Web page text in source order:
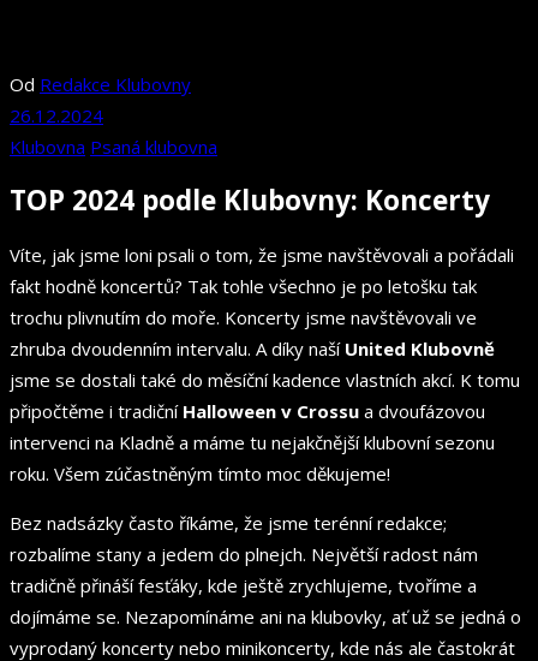
Od Redakce Klubovny
26.12.2024
Klubovna Psaná klubovna
TOP 2024 podle Klubovny: Koncerty
Víte, jak jsme loni psali o tom, že jsme navštěvovali a pořádali
fakt hodně koncertů? Tak tohle všechno je po letošku tak
trochu plivnutím do moře. Koncerty jsme navštěvovali ve
zhruba dvoudenním intervalu. A díky naší United Klubovně
jsme se dostali také do měsíční kadence vlastních akcí. K tomu
připočtěme i tradiční Halloween v Crossu a dvoufázovou
intervenci na Kladně a máme tu nejakčnější klubovní sezonu
roku. Všem zúčastněným tímto moc děkujeme!
Bez nadsázky často říkáme, že jsme terénní redakce;
rozbalíme stany a jedem do plnejch. Největší radost nám
tradičně přináší fesťáky, kde ještě zrychlujeme, tvoříme a
dojímáme se. Nezapomínáme ani na klubovky, ať už se jedná o
vyprodaný koncerty nebo minikoncerty, kde nás ale častokrát